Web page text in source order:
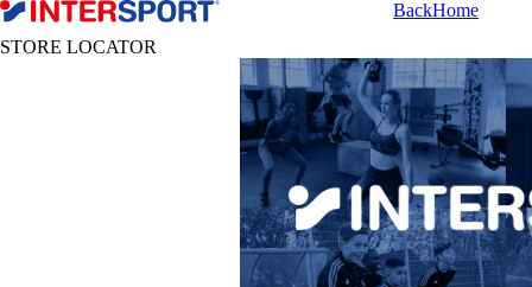
BackHome
STORE LOCATOR